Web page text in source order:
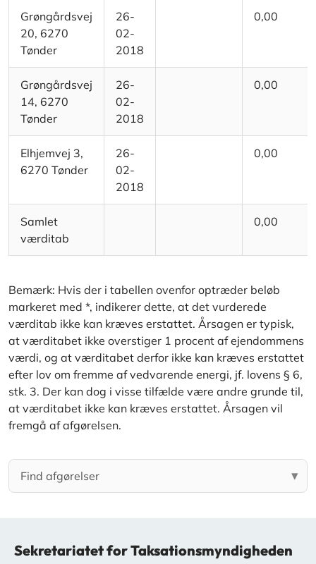
Grøngårdsvej
20, 6270
Tønder
26-
02-
2018
0,00
Grøngårdsvej
14, 6270
Tønder
26-
02-
2018
0,00
Elhjemvej 3,
6270 Tønder
26-
02-
2018
0,00
Samlet
værditab
0,00
Bemærk: Hvis der i tabellen ovenfor optræder beløb
markeret med *, indikerer dette, at det vurderede
værditab ikke kan kræves erstattet. Årsagen er typisk,
at værditabet ikke overstiger 1 procent af ejendommens
værdi, og at værditabet derfor ikke kan kræves erstattet
efter lov om fremme af vedvarende energi, jf. lovens § 6,
stk. 3. Der kan dog i visse tilfælde være andre grunde til,
at værditabet ikke kan kræves erstattet. Årsagen vil
fremgå af afgørelsen.
Sekretariatet for Taksationsmyndigheden